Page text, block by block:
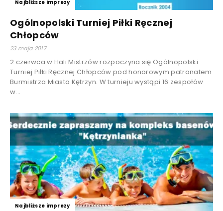
Najbliższe imprezy
Ogólnopolski Turniej Piłki Ręcznej
Chłopców
23 maja 2017
2 czerwca w Hali Mistrzów rozpoczyna się Ogólnopolski
Turniej Piłki Ręcznej Chłopców pod honorowym patronatem
Burmistrza Miasta Kętrzyn. W turnieju wystąpi 16 zespołów
w...
Najbliższe imprezy